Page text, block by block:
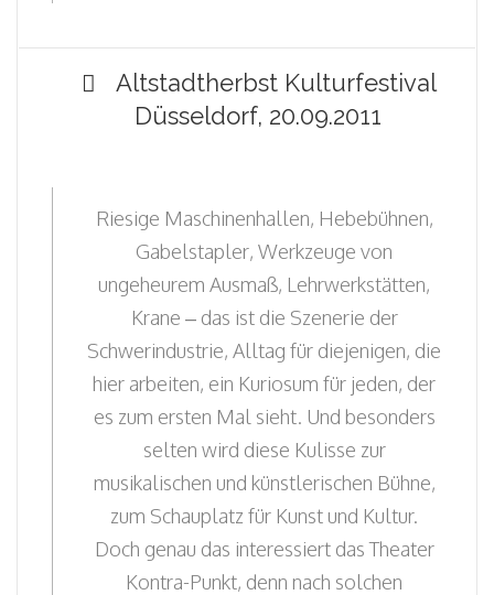
Altstadtherbst Kulturfestival
Düsseldorf, 20.09.2011
Riesige Maschinenhallen, Hebebühnen,
Gabelstapler, Werkzeuge von
ungeheurem Ausmaß, Lehrwerkstätten,
Krane – das ist die Szenerie der
Schwerindustrie, Alltag für diejenigen, die
hier arbeiten, ein Kuriosum für jeden, der
es zum ersten Mal sieht. Und besonders
selten wird diese Kulisse zur
musikalischen und künstlerischen Bühne,
zum Schauplatz für Kunst und Kultur.
Doch genau das interessiert das Theater
Kontra-Punkt, denn nach solchen